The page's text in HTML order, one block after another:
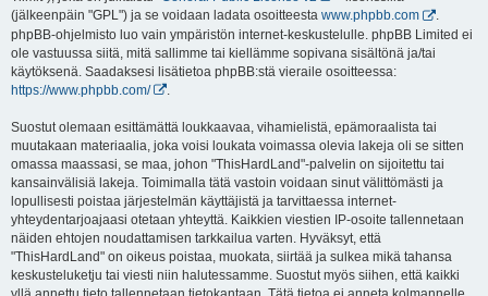
(jälkeenpäin "GPL") ja se voidaan ladata osoitteesta www.phpbb.com
.
phpBB-ohjelmisto luo vain ympäristön internet-keskustelulle. phpBB Limited ei
ole vastuussa siitä, mitä sallimme tai kiellämme sopivana sisältönä ja/tai
käytöksenä. Saadaksesi lisätietoa phpBB:stä vieraile osoitteessa:
https://www.phpbb.com/
Suostut olemaan esittämättä loukkaavaa, vihamielistä, epämoraalista tai
muutakaan materiaalia, joka voisi loukata voimassa olevia lakeja oli se sitten
omassa maassasi, se maa, johon "ThisHardLand"-palvelin on sijoitettu tai
kansainvälisiä lakeja. Toimimalla tätä vastoin voidaan sinut välittömästi ja
lopullisesti poistaa järjestelmän käyttäjistä ja tarvittaessa internet-
yhteydentarjoajaasi otetaan yhteyttä. Kaikkien viestien IP-osoite tallennetaan
näiden ehtojen noudattamisen tarkkailua varten. Hyväksyt, että
"ThisHardLand" on oikeus poistaa, muokata, siirtää ja sulkea mikä tahansa
keskusteluketju tai viesti niin halutessamme. Suostut myös siihen, että kaikki